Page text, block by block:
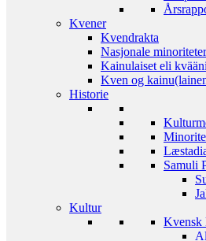
Kvener
Kvendrakta
Nasjonale minoriteter
Kainulaiset eli
Kven og
Historie
Samuli
Kultur
Kvensk